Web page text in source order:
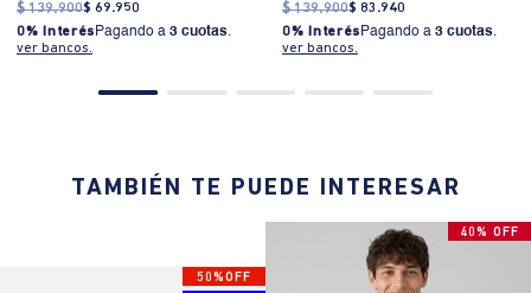
$ 139.900$ 69.950
0% Interés Pagando a 3 cuotas.
ver bancos.
$ 139.900$ 83 .940
0% Interés Pagando a 3 cuotas.
ver bancos.
TAMBIÉN TE PUEDE INTERESAR
50%OFF
40% OFF